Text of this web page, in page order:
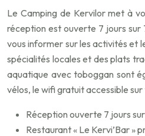
Le Camping de Kervilor met à
réception est ouverte 7 jours sur
vous informer sur les activités et
spécialités locales et des plats
aquatique avec toboggan sont
vélos, le wifi gratuit accessible
Réception ouverte 7 jours
Restaurant « Le Kervi’Bar »